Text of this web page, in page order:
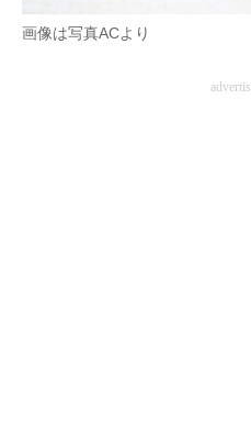
画像は写真ACより